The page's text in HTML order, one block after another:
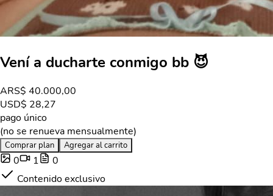
Vení a ducharte conmigo bb 😈
ARS$ 40.000,00
USD$ 28,27
pago único
(no se renueva mensualmente)
Comprar plan Agregar al carrito
0 1
0
Contenido exclusivo